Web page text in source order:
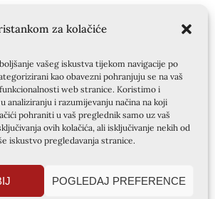
za kolačiće
vašeg iskustva tijekom navigacije po
kao obavezni pohranjuju se na vaš
web stranice. Koristimo i
analiziranju i razumijevanju načina na koji
pohraniti u vaš preglednik samo uz vaš
ovih kolačića, ali isključivanje nekih od
iskustvo pregledavanja stranice.
POGLEDAJ PREFERENCE